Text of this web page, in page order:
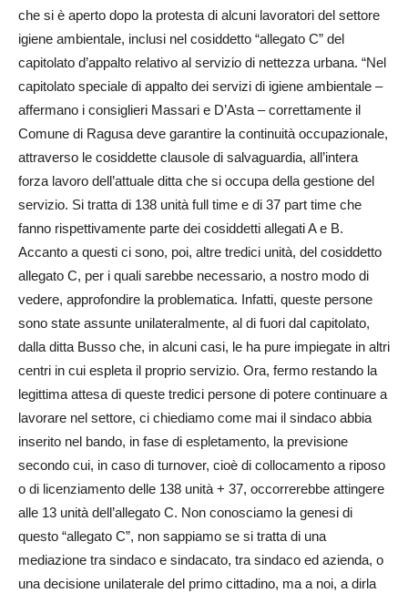
che si è aperto dopo la protesta di alcuni lavoratori del settore
igiene ambientale, inclusi nel cosiddetto “allegato C” del
capitolato d’appalto relativo al servizio di nettezza urbana. “Nel
capitolato speciale di appalto dei servizi di igiene ambientale –
affermano i consiglieri Massari e D’Asta – correttamente il
Comune di Ragusa deve garantire la continuità occupazionale,
attraverso le cosiddette clausole di salvaguardia, all’intera
forza lavoro dell’attuale ditta che si occupa della gestione del
servizio. Si tratta di 138 unità full time e di 37 part time che
fanno rispettivamente parte dei cosiddetti allegati A e B.
Accanto a questi ci sono, poi, altre tredici unità, del cosiddetto
allegato C, per i quali sarebbe necessario, a nostro modo di
vedere, approfondire la problematica. Infatti, queste persone
sono state assunte unilateralmente, al di fuori dal capitolato,
dalla ditta Busso che, in alcuni casi, le ha pure impiegate in altri
centri in cui espleta il proprio servizio. Ora, fermo restando la
legittima attesa di queste tredici persone di potere continuare a
lavorare nel settore, ci chiediamo come mai il sindaco abbia
inserito nel bando, in fase di espletamento, la previsione
secondo cui, in caso di turnover, cioè di collocamento a riposo
o di licenziamento delle 138 unità + 37, occorrerebbe attingere
alle 13 unità dell’allegato C. Non conosciamo la genesi di
questo “allegato C”, non sappiamo se si tratta di una
mediazione tra sindaco e sindacato, tra sindaco ed azienda, o
una decisione unilaterale del primo cittadino, ma a noi, a dirla